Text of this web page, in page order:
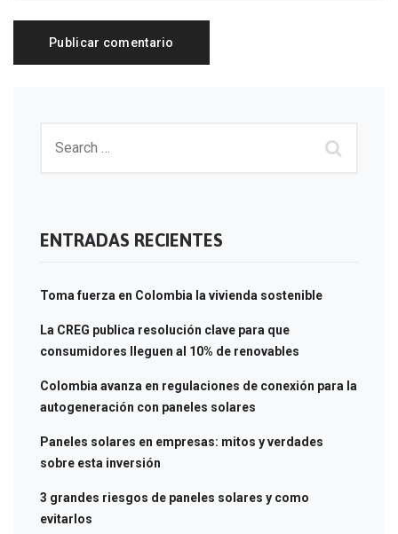
ENTRADAS RECIENTES
Toma fuerza en Colombia la vivienda sostenible
La CREG publica resolución clave para que
consumidores lleguen al 10% de renovables
Colombia avanza en regulaciones de conexión para la
autogeneración con paneles solares
Paneles solares en empresas: mitos y verdades
sobre esta inversión
3 grandes riesgos de paneles solares y como
evitarlos